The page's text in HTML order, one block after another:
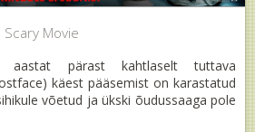
Scary Movie
aastat pärast kahtlaselt tuttava
käest pääsemist on karastatud
võetud ja ükski õudussaaga pole